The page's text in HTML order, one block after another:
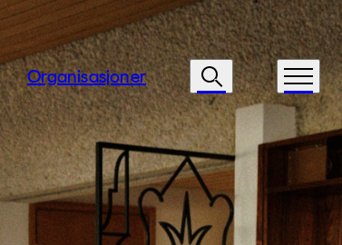
Organisasjoner Søk Meny